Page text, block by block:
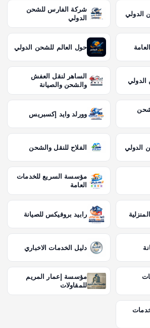
ت
الدولي
شركة الفارس للشحن
الدولي
حول العالم للشحن الدولي
الساهر لنقل العفش
والشحن والصيانة
وورلد وايد إكسبريس
الدولي الفلاح للنقل والشحن
مؤسسة السريع للخدمات
العامة
رابيد بروفيكس للصيانة
دليل الخدمات الاخباري
مؤسسة إعمار المريم
للمقاولات